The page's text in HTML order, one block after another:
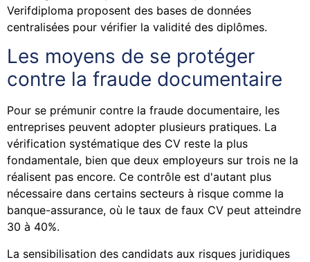
Verifdiploma proposent des bases de données
centralisées pour vérifier la validité des diplômes.
Les moyens de se protéger
contre la fraude documentaire
Pour se prémunir contre la fraude documentaire, les
entreprises peuvent adopter plusieurs pratiques. La
vérification systématique des CV reste la plus
fondamentale, bien que deux employeurs sur trois ne la
réalisent pas encore. Ce contrôle est d'autant plus
nécessaire dans certains secteurs à risque comme la
banque-assurance, où le taux de faux CV peut atteindre
30 à 40%.
La sensibilisation des candidats aux risques juridiques